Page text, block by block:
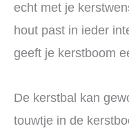
echt met je
hout past in ieder
geeft je kerstboom
De kerstbal kan
touwtje in de